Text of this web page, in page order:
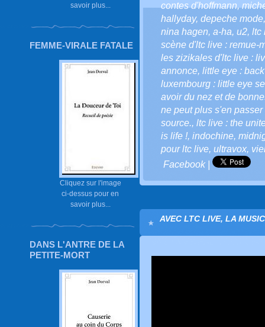
savoir plus...
FEMME-VIRALE FATALE
Cliquez sur l'image
ci-dessus pour en
savoir plus...
DANS L'ANTRE DE LA
PETITE-MORT
contes d'hoffmann,
hallyday, depeche mode
nina hagen, a-ha, u2, ltc
scène d'ltc live : remue-
les zizikales d'ltc live :
annonce, little eye :
luxembourg : little eye
avoir du nez et de
ne peut plus s'en passer
source., ltc live : the
is life !, indochine,
pour ltc live, ultravox,
Facebook|
AVEC LTC LIVE, LA